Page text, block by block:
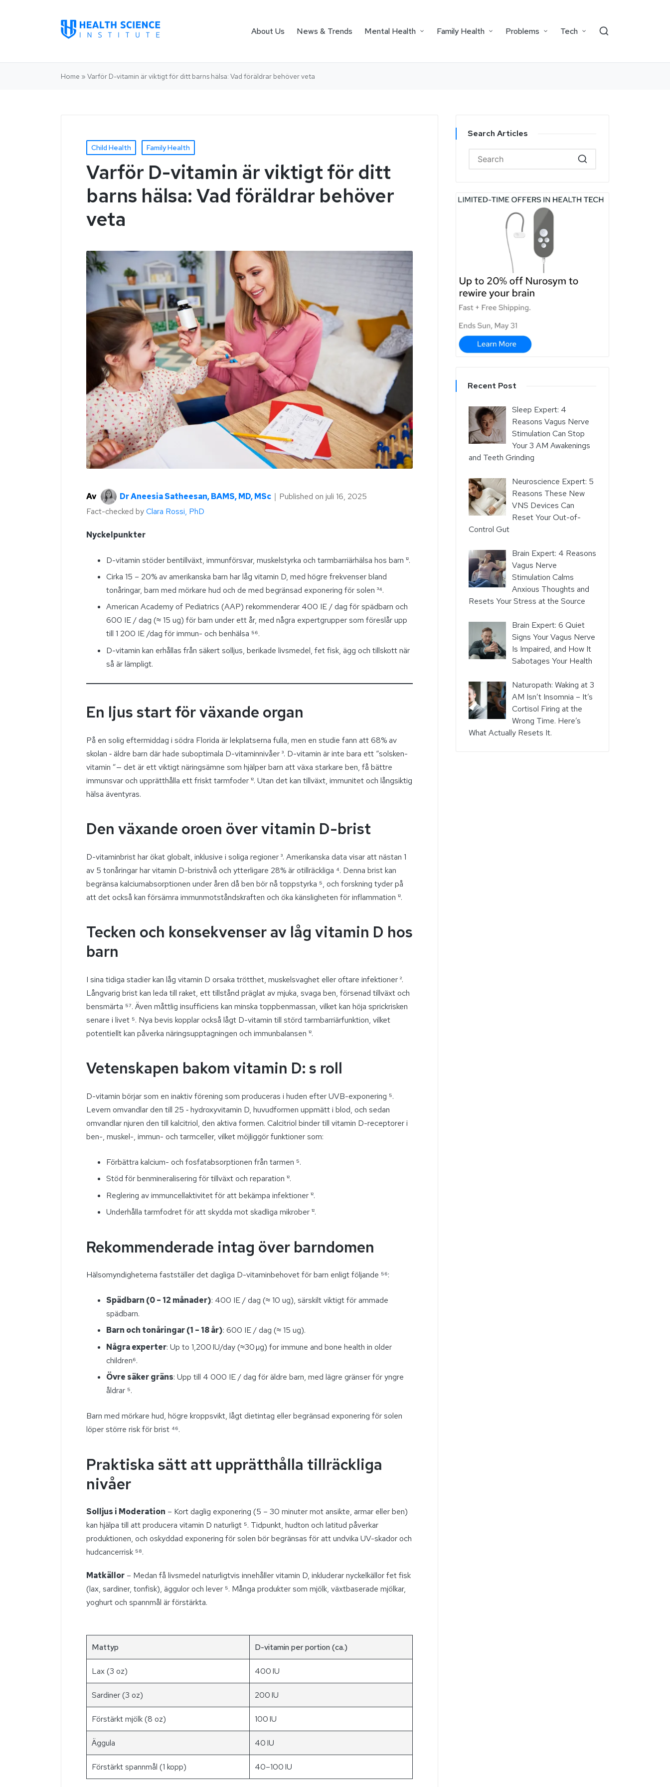
About Us News & Trends Mental Health Family Health Problems Tech
Home » Varför D-vitamin är viktigt för ditt barns hälsa: Vad föräldrar behöver veta
Child Health Family Health
Varför D-vitamin är viktigt för ditt
barns hälsa: Vad föräldrar behöver
veta
Av Dr Aneesia Satheesan, BAMS, MD, MSc ｜ Published on juli 16, 2025
Fact-checked byClara Rossi, PhD
Nyckelpunkter
D-vitamin stöder bentillväxt, immunförsvar, muskelstyrka och tarmbarriärhälsa hos barn ¹².
Cirka 15 – 20% av amerikanska barn har låg vitamin D, med högre frekvenser bland
tonåringar, barn med mörkare hud och de med begränsad exponering för solen ³⁴.
American Academy of Pediatrics (AAP) rekommenderar 400 IE / dag för spädbarn och
600 IE / dag (≈ 15 ug) för barn under ett år, med några expertgrupper som föreslår upp
till 1 200 IE /dag för immun- och benhälsa ⁵⁶.
D-vitamin kan erhållas från säkert solljus, berikade livsmedel, fet fisk, ägg och tillskott när
så är lämpligt.
En ljus start för växande organ
På en solig eftermiddag i södra Florida är lekplatserna fulla, men en studie fann att 68% av
skolan ‑ äldre barn där hade suboptimala D-vitaminnivåer ³. D-vitamin är inte bara ett “solsken-
vitamin ”— det är ett viktigt näringsämne som hjälper barn att växa starkare ben, få bättre
immunsvar och upprätthålla ett friskt tarmfoder ¹². Utan det kan tillväxt, immunitet och långsiktig
hälsa äventyras.
Den växande oroen över vitamin D-brist
D-vitaminbrist har ökat globalt, inklusive i soliga regioner ³. Amerikanska data visar att nästan 1
av 5 tonåringar har vitamin D-bristnivå och ytterligare 28% är otillräckliga ⁴. Denna brist kan
begränsa kalciumabsorptionen under åren då ben bör nå toppstyrka ⁵, och forskning tyder på
att det också kan försämra immunmotståndskraften och öka känsligheten för inflammation ¹².
Tecken och konsekvenser av låg vitamin D hos
barn
I sina tidiga stadier kan låg vitamin D orsaka trötthet, muskelsvaghet eller oftare infektioner ².
Långvarig brist kan leda till raket, ett tillstånd präglat av mjuka, svaga ben, försenad tillväxt och
bensmärta ⁵⁷. Även måttlig insufficiens kan minska toppbenmassan, vilket kan höja sprickrisken
senare i livet ⁵. Nya bevis kopplar också lågt D-vitamin till störd tarmbarriärfunktion, vilket
potentiellt kan påverka näringsupptagningen och immunbalansen ¹².
Vetenskapen bakom vitamin D: s roll
D-vitamin börjar som en inaktiv förening som produceras i huden efter UVB-exponering ⁵.
Levern omvandlar den till 25 ‑ hydroxyvitamin D, huvudformen uppmätt i blod, och sedan
omvandlar njuren den till kalcitriol, den aktiva formen. Calcitriol binder till vitamin D-receptorer i
ben-, muskel-, immun- och tarmceller, vilket möjliggör funktioner som:
Förbättra kalcium- och fosfatabsorptionen från tarmen ⁵.
Stöd för benmineralisering för tillväxt och reparation ¹².
Reglering av immuncellaktivitet för att bekämpa infektioner ¹².
Underhålla tarmfodret för att skydda mot skadliga mikrober ¹².
Rekommenderade intag över barndomen
Hälsomyndigheterna fastställer det dagliga D-vitaminbehovet för barn enligt följande ⁵⁶:
Spädbarn (0 – 12 månader): 400 IE / dag (≈ 10 ug), särskilt viktigt för ammade
spädbarn.
Barn och tonåringar (1 – 18 år): 600 IE / dag (≈ 15 ug).
Några experter: Up to 1,200 IU/day (≈30 µg) for immune and bone health in older
children⁶.
Övre säker gräns: Upp till 4 000 IE / dag för äldre barn, med lägre gränser för yngre
åldrar ⁵.
Barn med mörkare hud, högre kroppsvikt, lågt dietintag eller begränsad exponering för solen
löper större risk för brist ⁴⁶.
Praktiska sätt att upprätthålla tillräckliga
nivåer
Solljus i Moderation – Kort daglig exponering (5 – 30 minuter mot ansikte, armar eller ben)
kan hjälpa till att producera vitamin D naturligt ⁵. Tidpunkt, hudton och latitud påverkar
produktionen, och oskyddad exponering för solen bör begränsas för att undvika UV-skador och
hudcancerrisk ⁵⁸.
Matkällor – Medan få livsmedel naturligtvis innehåller vitamin D, inkluderar nyckelkällor fet fisk
(lax, sardiner, tonfisk), äggulor och lever ⁵. Många produkter som mjölk, växtbaserade mjölkar,
yoghurt och spannmål är förstärkta.
Mattyp D-vitamin per portion (ca.)
Lax (3 oz) 400 IU
Sardiner (3 oz) 200 IU
Förstärkt mjölk (8 oz) 100 IU
Äggula 40 IU
Förstärkt spannmål (1 kopp) 40–100 IU
Search Articles
Recent Post
Sleep Expert: 4
Reasons Vagus Nerve
Stimulation Can Stop
Your 3 AM Awakenings
and Teeth Grinding
Neuroscience Expert: 5
Reasons These New
VNS Devices Can
Reset Your Out-of-
Control Gut
Brain Expert: 4 Reasons
Vagus Nerve
Stimulation Calms
Anxious Thoughts and
Resets Your Stress at the Source
Brain Expert: 6 Quiet
Signs Your Vagus Nerve
Is Impaired, and How It
Sabotages Your Health
Naturopath: Waking at 3
AM Isn’t Insomnia – It’s
Cortisol Firing at the
Wrong Time. Here’s
What Actually Resets It.